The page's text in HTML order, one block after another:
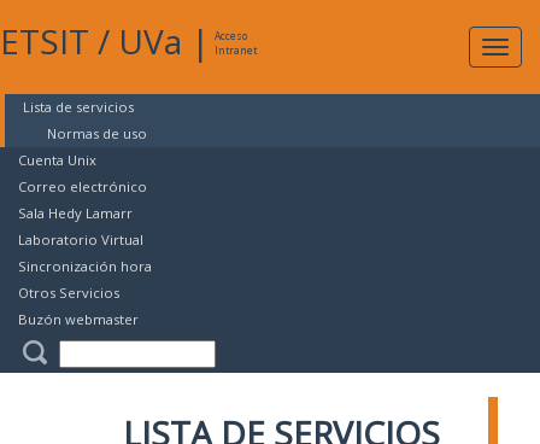
ETSIT / UVa |
Acceso
Intranet
Lista de servicios
Normas de uso
Cuenta Unix
Correo electrónico
Sala Hedy Lamarr
Laboratorio Virtual
Sincronización hora
Otros Servicios
Buzón webmaster
LISTA DE SERVICIOS